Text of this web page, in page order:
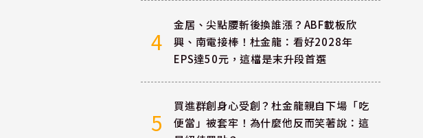
4
金居、尖點腰斬後換誰漲？ABF載板欣
興、南電接棒！杜金龍：看好2028年
EPS達50元，這檔是末升段首選
5
買進群創身心受創？杜金龍親自下場「吃
便當」被套牢！為什麼他反而笑著說：這